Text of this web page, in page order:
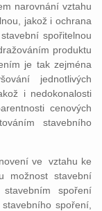
narovnání vztahu
jakož i ochrana
spořitelnou
produktu
je tak zejména
jednotlivých
i nedokonalosti
cenových
stavebního
ve vztahu ke
možnost stavební
spoření
spoření,